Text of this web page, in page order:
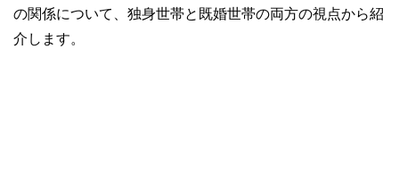
の関係について、独身世帯と既婚世帯の両方の視点から紹
介します。